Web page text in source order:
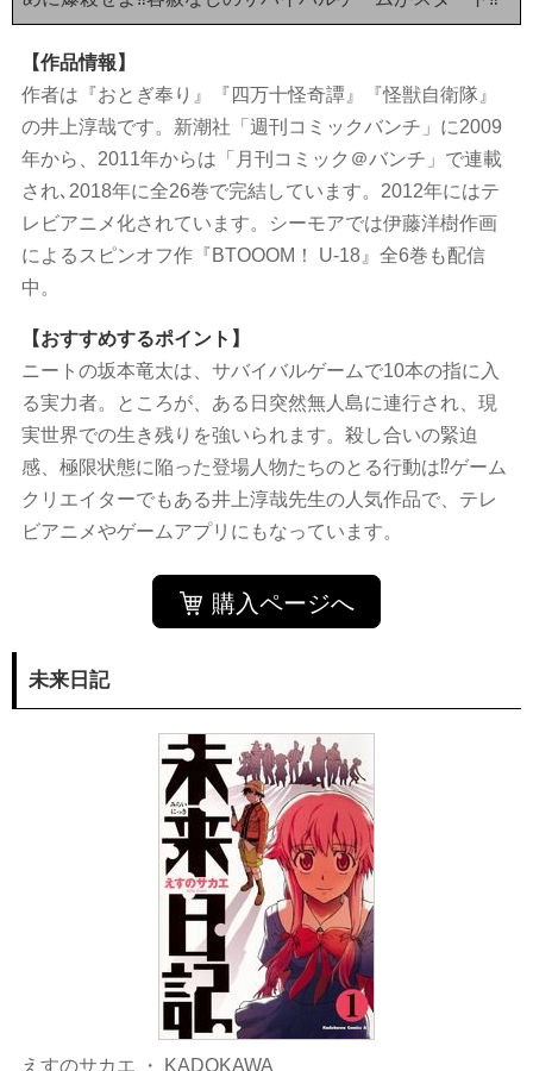
【作品情報】
作者は『おとぎ奉り』『四万十怪奇譚』『怪獣自衛隊』
の井上淳哉です。新潮社「週刊コミックバンチ」に2009
年から、2011年からは「月刊コミック＠バンチ」で連載
され､2018年に全26巻で完結しています。2012年にはテ
レビアニメ化されています。シーモアでは伊藤洋樹作画
によるスピンオフ作『BTOOOM！ U-18』全6巻も配信
中。
【おすすめするポイント】
ニートの坂本竜太は、サバイバルゲームで10本の指に入
る実力者。ところが、ある日突然無人島に連行され、現
実世界での生き残りを強いられます。殺し合いの緊迫
感、極限状態に陥った登場人物たちのとる行動は⁉ゲーム
クリエイターでもある井上淳哉先生の人気作品で、テレ
ビアニメやゲームアプリにもなっています。
購入ページへ
未来日記
えすのサカエ ・ KADOKAWA